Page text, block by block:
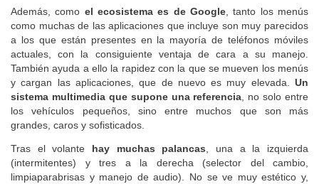
Además, como el ecosistema es de Google , tanto los menús
como muchas de las aplicaciones que incluye son muy parecidos
a los que están presentes en la mayoría de teléfonos móviles
actuales, con la consiguiente ventaja de cara a su manejo.
También ayuda a ello la rapidez con la que se mueven los menús
y cargan las aplicaciones, que de nuevo es muy elevada. Un
sistema multimedia que supone una referencia , no solo entre
los vehículos pequeños, sino entre muchos que son más
grandes, caros y sofisticados.
Tras el volante hay muchas palancas , una a la izquierda
(intermitentes) y tres a la derecha (selector del cambio,
limpiaparabrisas y manejo de audio). No se ve muy estético y,